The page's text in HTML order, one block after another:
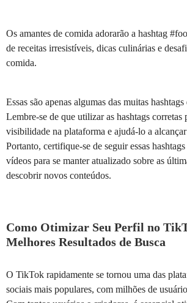
Os amantes de comida adorarão a hashtag
de receitas irresistíveis, dicas culinárias e
comida.
Essas são apenas algumas das muitas
Lembre-se de que utilizar as hashtags corretas
visibilidade na plataforma e ajudá-lo a
Portanto, certifique-se de seguir essas
vídeos para se manter atualizado sobre as
descobrir novos conteúdos.
Como Otimizar Seu Perfil no
Melhores Resultados de Busca
O TikTok rapidamente se tornou uma das
sociais mais populares, com milhões de